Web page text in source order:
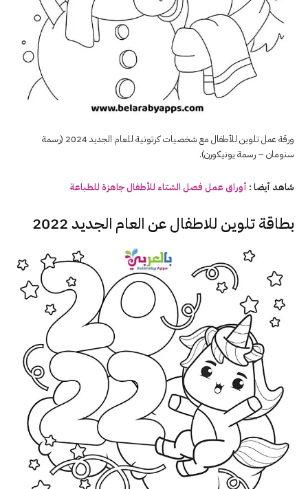
ورقة عمل تلوين للأطفال مع شخصيات كرتونية للعام الجديد 2024 (رسمة
سنومان – رسمة يونيكورن).
شاهد أيضا : أوراقعمل فصل الشتاء للأطفال جاهزة للطباعة
بطاقة تلوين للاطفال عن العام الجديد 2022